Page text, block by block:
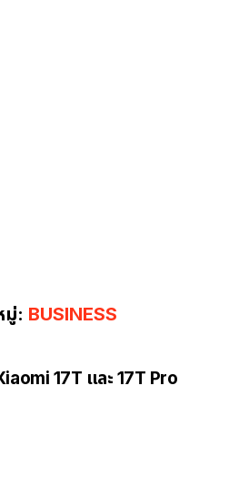
มู่: BUSINESS
17T และ 17T Pro